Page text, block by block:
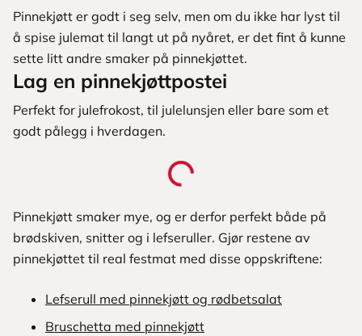
Pinnekjøtt er godt i seg selv, men om du ikke har lyst til
å spise julemat til langt ut på nyåret, er det fint å kunne
sette litt andre smaker på pinnekjøttet.
Lag en pinnekjøttpostei
Perfekt for julefrokost, til julelunsjen eller bare som et
godt pålegg i hverdagen.
Pinnekjøtt smaker mye, og er derfor perfekt både på
brødskiven, snitter og i lefseruller. Gjør restene av
pinnekjøttet til real festmat med disse oppskriftene:
Lefserull med pinnekjøtt og rødbetsalat
Bruschetta med pinnekjøtt